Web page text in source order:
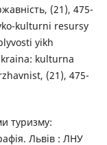
(21), 475-
kulturni resursy
yikh
kulturna
(21), 475-
туризму:
Львів : ЛНУ